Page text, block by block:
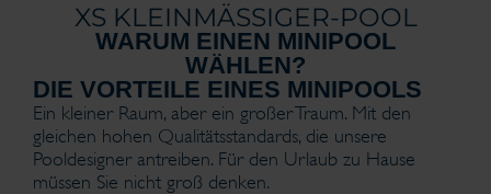
XS KLEINMÄSSIGER-POOL
WARUM EINEN MINIPOOL
WÄHLEN?
DIE VORTEILE EINES MINIPOOLS
Ein kleiner Raum, aber ein großer Traum. Mit den
gleichen hohen Qualitätsstandards, die unsere
Pooldesigner antreiben. Für den Urlaub zu Hause
müssen Sie nicht groß denken.